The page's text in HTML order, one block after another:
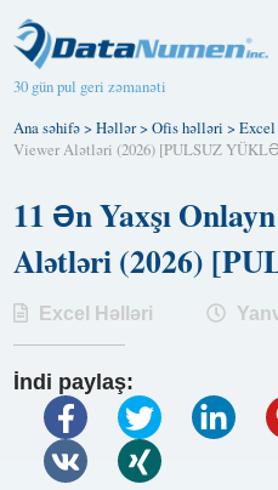
30 gün pul geri zəmanəti
Ana səhifə>Həllər>Ofis həlləri >
Viewer Alətləri (2026) [PULSUZ
11 Ən Yaxşı
Alətləri (2026)
Excel Həlləri
İndi paylaş: